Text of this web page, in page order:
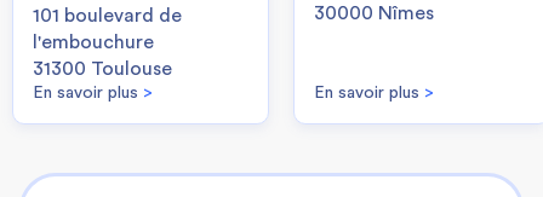
101 boulevard de
l'embouchure
31300 Toulouse
En savoir plus >
30000 Nîmes
En savoir plus >